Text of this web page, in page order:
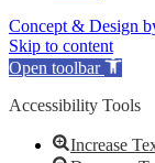
Concept & Design
Skip to content
Open toolbar
Accessibility Tools
Increase